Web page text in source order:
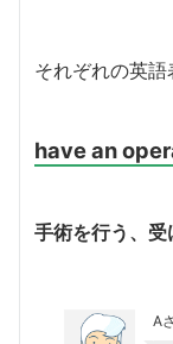
それぞれの英語
have an
手術を行う、受
A